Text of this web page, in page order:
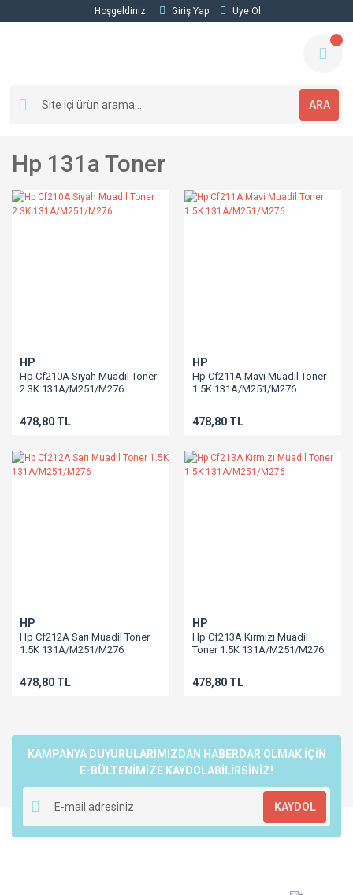
Hoşgeldiniz Giriş Yap Üye Ol
ARA
Hp 131a Toner
HP
Hp Cf210A Siyah Muadil Toner
2.3K 131A/M251/M276
478,80 TL
HP
Hp Cf211A Mavi Muadil Toner
1.5K 131A/M251/M276
478,80 TL
HP
Hp Cf212A Sarı Muadil Toner
1.5K 131A/M251/M276
478,80 TL
HP
Hp Cf213A Kırmızı Muadil
Toner 1.5K 131A/M251/M276
478,80 TL
KAMPANYA DUYURULARIMIZDAN HABERDAR OLMAK İÇİN
E-BÜLTENİMİZE KAYDOLABİLİRSİNİZ!
KAYDOL